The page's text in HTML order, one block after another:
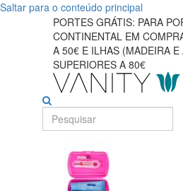
Saltar para o conteúdo principal
PORTES GRÁTIS: PARA
CONTINENTAL EM
A 50€ E ILHAS (MADEIRA E
SUPERIORES A 80€